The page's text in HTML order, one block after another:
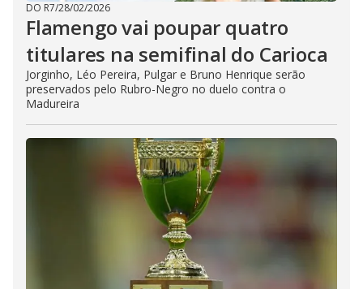
DO R7/28/02/2026
Flamengo vai poupar quatro
titulares na semifinal do Carioca
Jorginho, Léo Pereira, Pulgar e Bruno Henrique serão
preservados pelo Rubro-Negro no duelo contra o
Madureira